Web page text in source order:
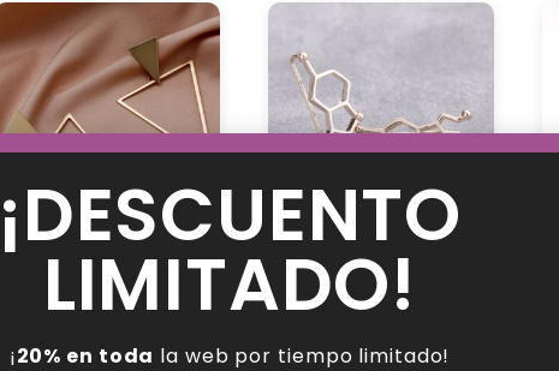
Pendientes Triangulares
19.88 €
Pendientes Serotonina
18.63 €
¡DESCUENTO
LIMITADO!
¡20% en toda la web por tiempo limitado!